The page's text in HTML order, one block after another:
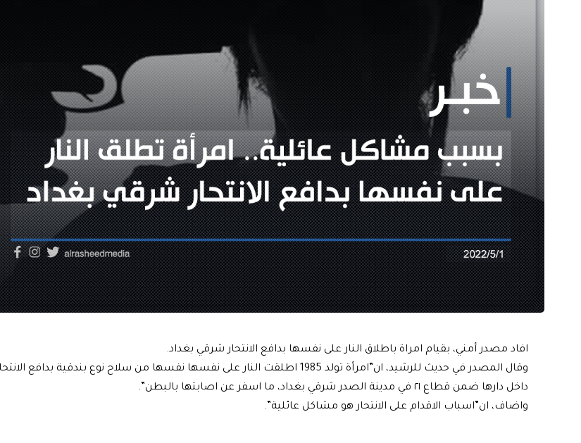
افاد مصدر أمني، بقيام امراة باطلاق النار على نفسها بدافع الانتحار شرقي بغداد.
وقال المصدر في حديث للرشيد، ان”امرأة تولد 1985 اطلقت النار على نفسها نفسها من سلاح نوع بندقية بدافع
داخل دارها ضمن قطاع ٢١ في مدينة الصدر شرقي بغداد، ما اسفر عن اصابتها بالبطن”.
واضاف، ان”اسباب الاقدام على الانتحار هو مشاكل عائلية”.